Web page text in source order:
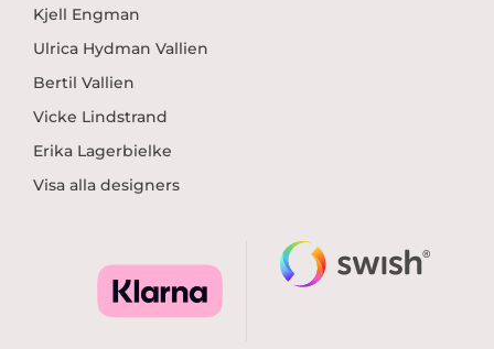
Kjell Engman
Ulrica Hydman Vallien
Bertil Vallien
Vicke Lindstrand
Erika Lagerbielke
Visa alla designers